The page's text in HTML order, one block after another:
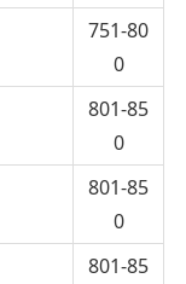
751-80
0
801-85
0
801-85
0
801-85